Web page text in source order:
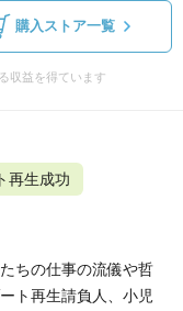
購入ストア一覧
収益を得ています
再生成功
ちの仕事の流儀や哲
ト再生請負人、小児